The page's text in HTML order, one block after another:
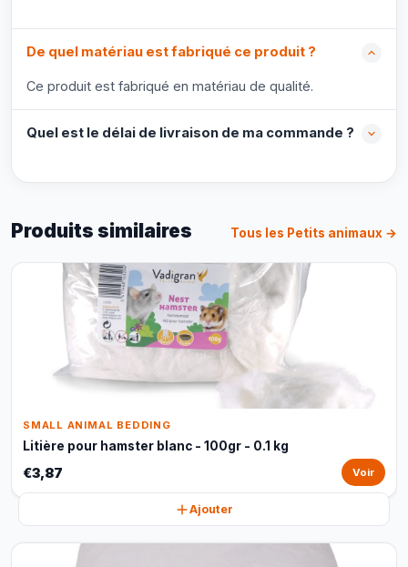
De quel matériau est fabriqué ce produit ?
Ce produit est fabriqué en matériau de qualité.
Quel est le délai de livraison de ma commande ?
Produits similaires Tous les Petits animaux →
SMALL ANIMAL BEDDING
Litière pour hamster blanc - 100gr - 0.1 kg
€3,87 Voir
Ajouter